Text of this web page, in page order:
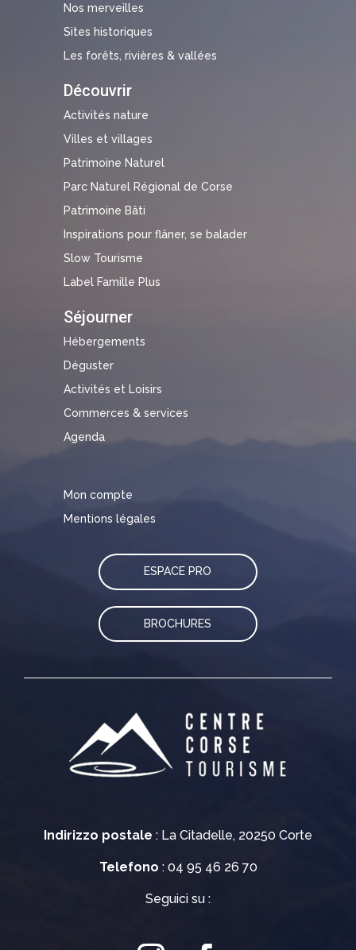
Indirizzo postale : La Citadelle, 20250 Corte
Telefono : 04 95 46 26 70
Seguici su :
Nos merveilles
Sites historiques
Les forêts, rivières & vallées
Découvrir
Activités nature
Villes et villages
Patrimoine Naturel
Parc Naturel Régional de Corse
Patrimoine Bâti
Inspirations pour flâner, se balader
Slow Tourisme
Label Famille Plus
Séjourner
Hébergements
Déguster
Activités et Loisirs
Commerces & services
Agenda
Mon compte
Mentions légales
ESPACE PRO
BROCHURES